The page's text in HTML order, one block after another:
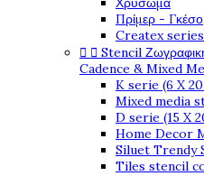
Πρίμερ - Γκέσο
Createx series
  Stencil
Cadence & Mixed
K serie (6 X
Mixed media
D serie (15 X
Home Decor
Siluet Trendy
Tiles stencil